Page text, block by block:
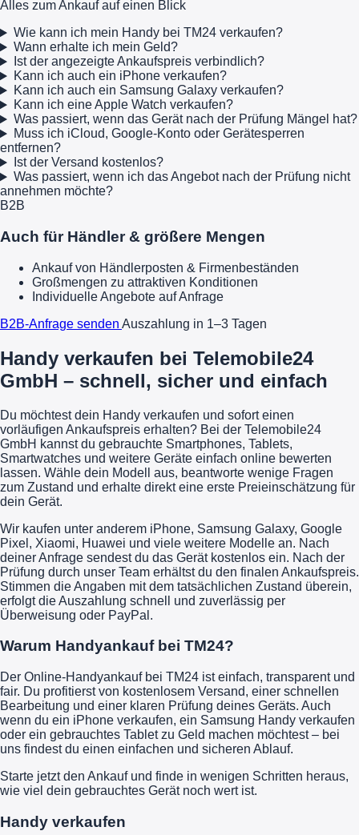
Alles zum Ankauf auf einen Blick
Wie kann ich mein Handy bei TM24 verkaufen?
Wann erhalte ich mein Geld?
Ist der angezeigte Ankaufspreis verbindlich?
Kann ich auch ein iPhone verkaufen?
Kann ich auch ein Samsung Galaxy verkaufen?
Kann ich eine Apple Watch verkaufen?
Was passiert, wenn das Gerät nach der Prüfung Mängel hat?
Muss ich iCloud, Google-Konto oder Gerätesperren
entfernen?
Ist der Versand kostenlos?
Was passiert, wenn ich das Angebot nach der Prüfung nicht
annehmen möchte?
B2B
Auch für Händler & größere Mengen
Ankauf von Händlerposten & Firmenbeständen
Großmengen zu attraktiven Konditionen
Individuelle Angebote auf Anfrage
B2B-Anfrage senden Auszahlung in 1–3 Tagen
Handy verkaufen bei Telemobile24
GmbH – schnell, sicher und einfach
Du möchtest dein Handy verkaufen und sofort einen
vorläufigen Ankaufspreis erhalten? Bei der Telemobile24
GmbH kannst du gebrauchte Smartphones, Tablets,
Smartwatches und weitere Geräte einfach online bewerten
lassen. Wähle dein Modell aus, beantworte wenige Fragen
zum Zustand und erhalte direkt eine erste Preieinschätzung für
dein Gerät.
Wir kaufen unter anderem iPhone, Samsung Galaxy, Google
Pixel, Xiaomi, Huawei und viele weitere Modelle an. Nach
deiner Anfrage sendest du das Gerät kostenlos ein. Nach der
Prüfung durch unser Team erhältst du den finalen Ankaufspreis.
Stimmen die Angaben mit dem tatsächlichen Zustand überein,
erfolgt die Auszahlung schnell und zuverlässig per
Überweisung oder PayPal.
Warum Handyankauf bei TM24?
Der Online-Handyankauf bei TM24 ist einfach, transparent und
fair. Du profitierst von kostenlosem Versand, einer schnellen
Bearbeitung und einer klaren Prüfung deines Geräts. Auch
wenn du ein iPhone verkaufen, ein Samsung Handy verkaufen
oder ein gebrauchtes Tablet zu Geld machen möchtest – bei
uns findest du einen einfachen und sicheren Ablauf.
Starte jetzt den Ankauf und finde in wenigen Schritten heraus,
wie viel dein gebrauchtes Gerät noch wert ist.
Handy verkaufen